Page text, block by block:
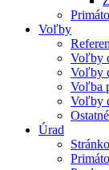
Voľby
Voľby
Voľby
Voľba
Voľby
Úrad